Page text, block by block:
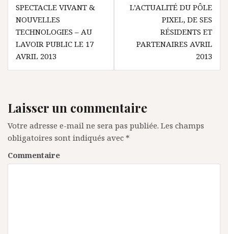
N
t
i
o
n
SPECTACLE VIVANT &
NOUVELLES
TECHNOLOGIES – AU
LAVOIR PUBLIC LE 17
AVRIL 2013
L’ACTUALITÉ DU PÔLE
PIXEL, DE SES
RÉSIDENTS ET
PARTENAIRES AVRIL
2013
Laisser un commentaire
Votre adresse e-mail ne sera pas publiée. Les champs
obligatoires sont indiqués avec *
Commentaire